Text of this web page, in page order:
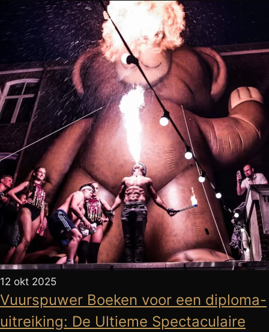
12 okt 2025
Vuurspuwer Boeken voor een diploma-
uitreiking: De Ultieme Spectaculaire